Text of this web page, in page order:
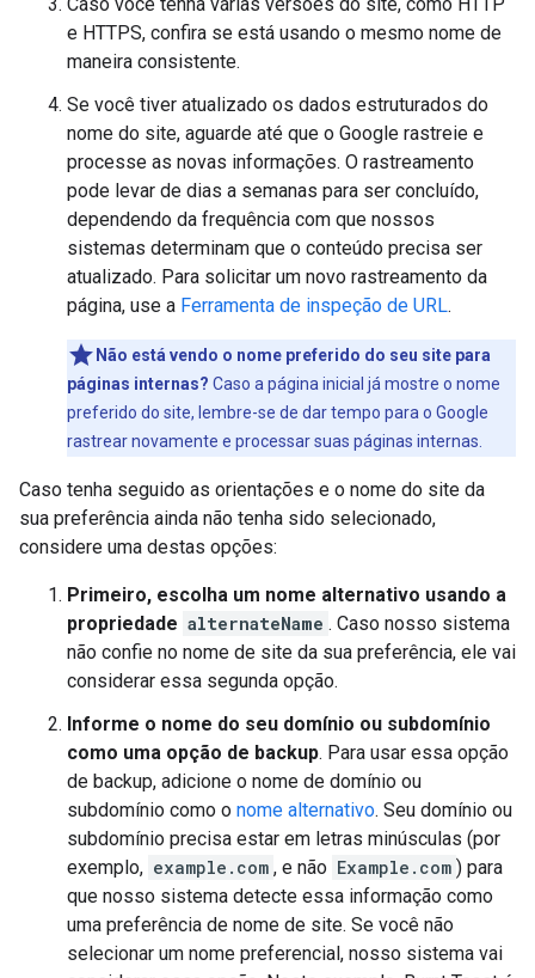
e HTTPS, confira se está usando o mesmo nome de
maneira consistente.
Se você tiver atualizado os dados estruturados do
nome do site, aguarde até que o Google rastreie e
processe as novas informações. O rastreamento
pode levar de dias a semanas para ser concluído,
dependendo da frequência com que nossos
sistemas determinam que o conteúdo precisa ser
atualizado. Para solicitar um novo rastreamento da
página, use a Ferramenta de inspeção de URL.
Não está vendo o nome preferido do seu site para
páginas internas? Caso a página inicial já mostre o nome
preferido do site, lembre-se de dar tempo para o Google
rastrear novamente e processar suas páginas internas.
Caso tenha seguido as orientações e o nome do site da
sua preferência ainda não tenha sido selecionado,
considere uma destas opções:
Primeiro, escolha um nome alternativo usando a
propriedade alternateName . Caso nosso sistema
não confie no nome de site da sua preferência, ele vai
considerar essa segunda opção.
Informe o nome do seu domínio ou subdomínio
como uma opção de backup. Para usar essa opção
de backup, adicione o nome de domínio ou
subdomínio como o nome alternativo. Seu domínio ou
subdomínio precisa estar em letras minúsculas (por
exemplo, example.com , e não Example.com ) para
que nosso sistema detecte essa informação como
uma preferência de nome de site. Se você não
selecionar um nome preferencial, nosso sistema vai